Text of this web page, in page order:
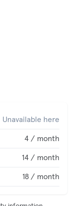
Unavailable here
4 / month
14 / month
18 / month